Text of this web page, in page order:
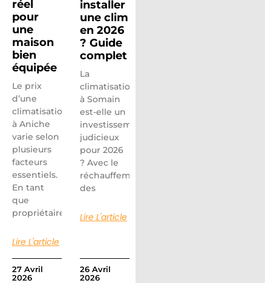
réel
pour
une
maison
bien
équipée
Le prix
d’une
climatisation
à Aniche
varie selon
plusieurs
facteurs
essentiels.
En tant
que
propriétaire
Lire L'article
27 Avril
2026
installer
une clim
en 2026
? Guide
complet
La
climatisation
à Somain
est-elle un
investissement
judicieux
pour 2026
? Avec le
réchauffement
des
Lire L'article
26 Avril
2026